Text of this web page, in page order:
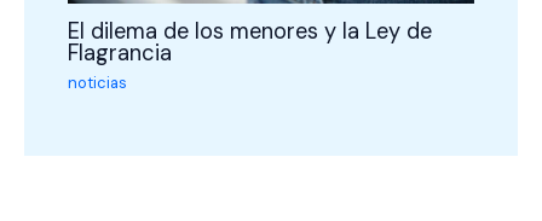
El dilema de los menores y la Ley de
Flagrancia
noticias